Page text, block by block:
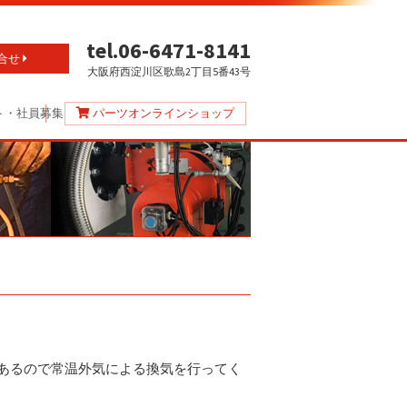
tel.06-6471-8141
大阪府西淀川区歌島2丁目5番43号
せ
・社員募集 パーツオンラインショップ
ので常温外気による換気を行ってく